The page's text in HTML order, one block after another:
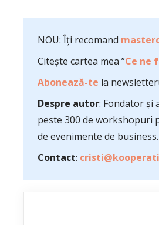
NOU: Îți recomand
Citește cartea mea ”Ce ne
Abonează-te la
Despre autor: Fondator și
peste 300 de workshopuri
de evenimente de
Contact: